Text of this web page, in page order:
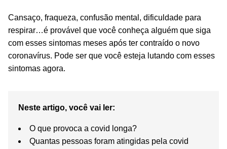
Cansaço, fraqueza, confusão mental, dificuldade para
respirar…é provável que você conheça alguém que siga
com esses sintomas meses após ter contraído o novo
coronavírus. Pode ser que você esteja lutando com esses
sintomas agora.
Neste artigo, você vai ler:
O que provoca a covid longa?
Quantas pessoas foram atingidas pela covid